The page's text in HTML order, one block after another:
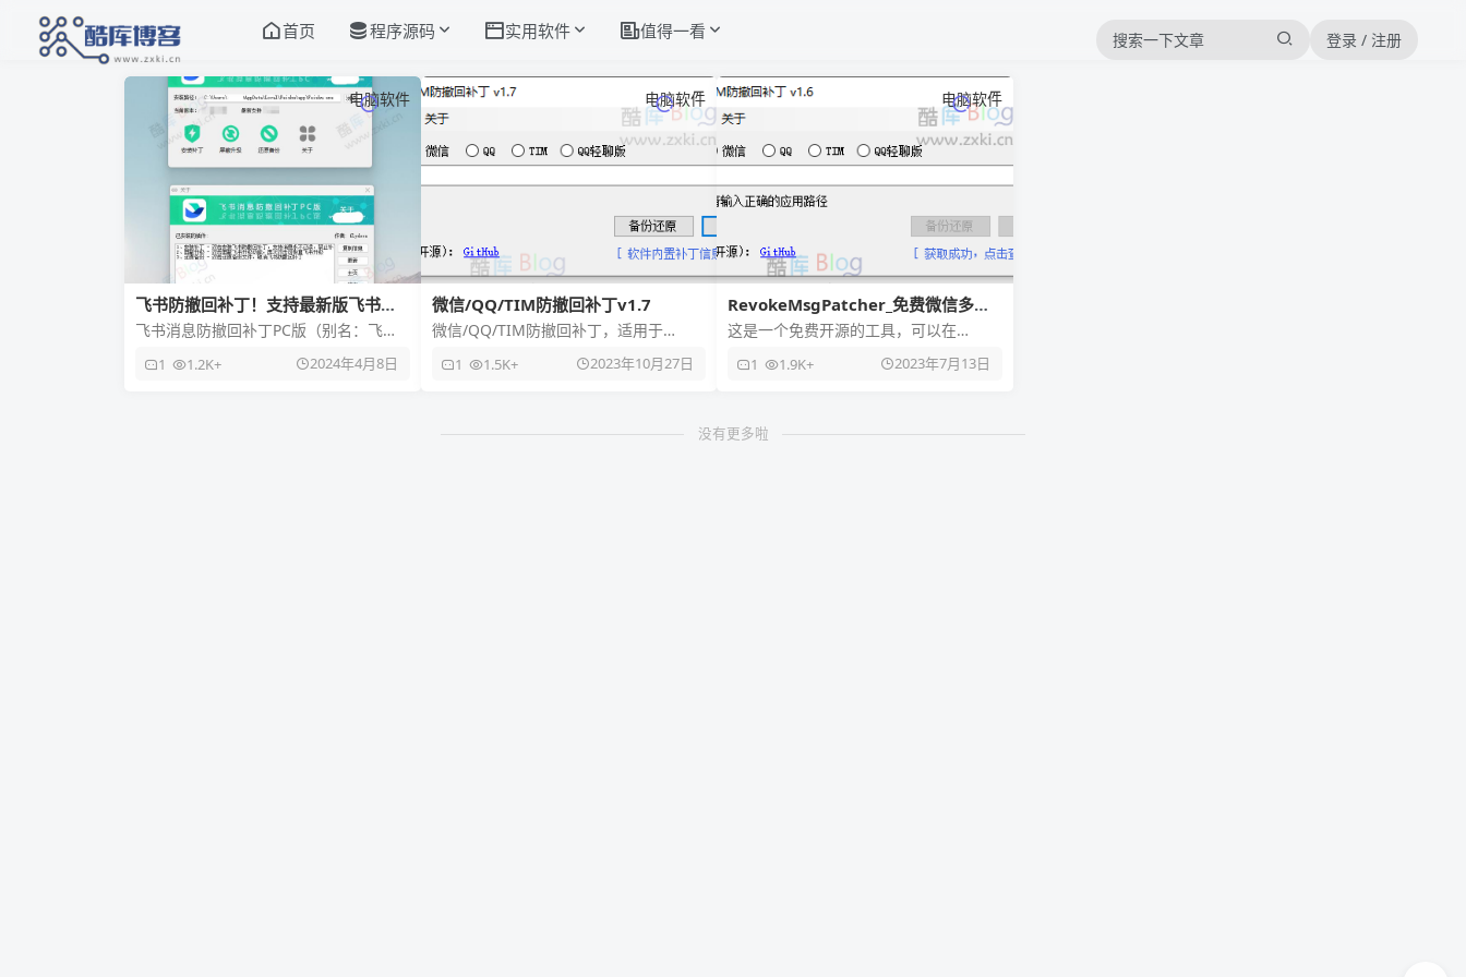
首页 程序源码 实用软件 值得一看 登录 / 注册
电脑软件
飞书防撤回补丁！支持最新版飞书去
更新检测
飞书消息防撤回补丁PC版（别名：飞书
补丁、飞书消息防撤回补丁）由“
1 1.2K+ 2024年4月8日
电脑软件
微信/QQ/TIM防撤回补丁v1.7
微信/QQ/TIM防撤回补丁，适用于
回补丁，支
1 1.5K+ 2023年10月27日
电脑软件
RevokeMsgPatcher_免费微信多
开、QQ、TIM防撤回补丁下载
这是一个免费开源的工具，可以在
撤回消息。它支持最新版
1 1.9K+ 2023年7月13日
没有更多啦